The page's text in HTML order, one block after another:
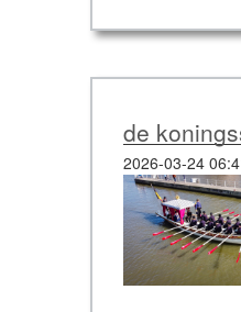
de
2026-03-24